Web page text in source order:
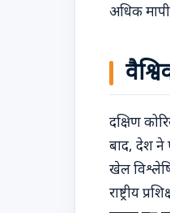
अधिक
दक्षिण
बाद, देश ने
खेल
राष्ट्रीय